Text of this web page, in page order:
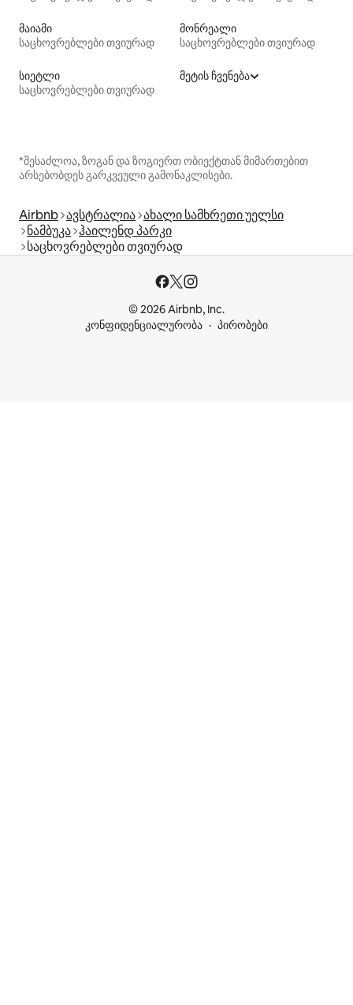
მაიამი
საცხოვრებლები თვიურად
მონრეალი
საცხოვრებლები თვიურად
სიეტლი
საცხოვრებლები თვიურად
მეტის ჩვენება
*შესაძლოა, ზოგან და ზოგიერთ ობიექტთან მიმართებით
არსებობდეს გარკვეული გამონაკლისები.
Airbnb ავსტრალია ახალი სამხრეთი უელსი
ნამბუკა ჰაილენდ პარკი
საცხოვრებლები თვიურად
© 2026 Airbnb, Inc.
კონფიდენციალურობა
პირობები